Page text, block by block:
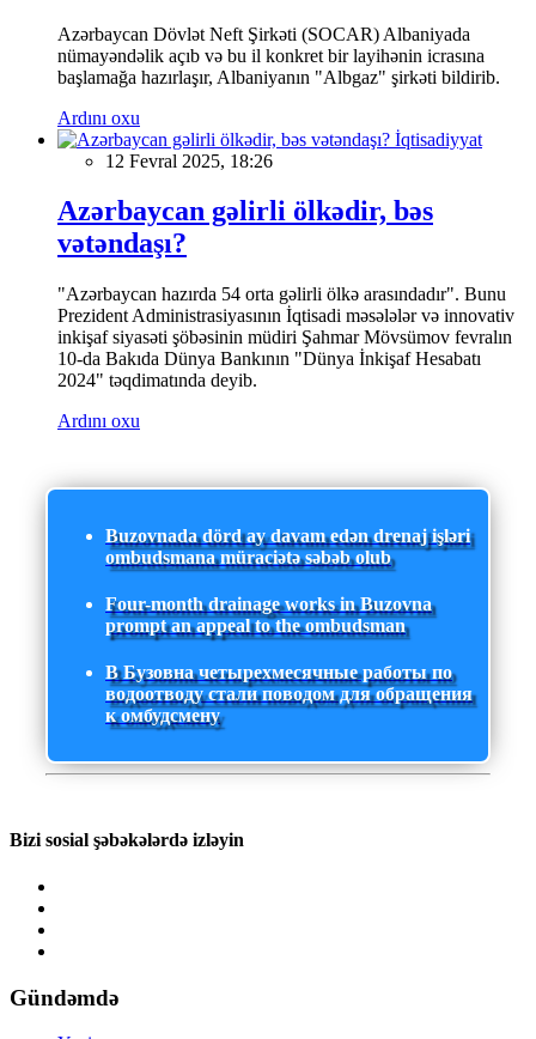
Azərbaycan Dövlət Neft Şirkəti (SOCAR) Albaniyada
nümayəndəlik açıb və bu il konkret bir layihənin icrasına
başlamağa hazırlaşır, Albaniyanın "Albgaz" şirkəti bildirib.
Ardını oxu
İqtisadiyyat
12 Fevral 2025, 18:26
Azərbaycan gəlirli ölkədir, bəs
vətəndaşı?
"Azərbaycan hazırda 54 orta gəlirli ölkə arasındadır". Bunu
Prezident Administrasiyasının İqtisadi məsələlər və innovativ
inkişaf siyasəti şöbəsinin müdiri Şahmar Mövsümov fevralın
10-da Bakıda Dünya Bankının "Dünya İnkişaf Hesabatı
2024" təqdimatında deyib.
Ardını oxu
Buzovnada dörd ay davam edən drenaj işləri
ombudsmana müraciətə səbəb olub
Four-month drainage works in Buzovna
prompt an appeal to the ombudsman
В Бузовна четырехмесячные работы по
водоотводу стали поводом для обращения
к омбудсмену
Bizi sosial şəbəkələrdə izləyin
Gündəmdə